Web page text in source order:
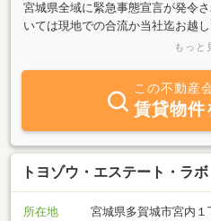
宮城県全域に緊急事態宣言が発令
いては現地での合流か当社迄お越
させていただきます。何卒ご理解
もっと
この不動産
賃貸物件
トヨゾウ・エステート・ラボ
所在地
宮城県多賀城市宮内１